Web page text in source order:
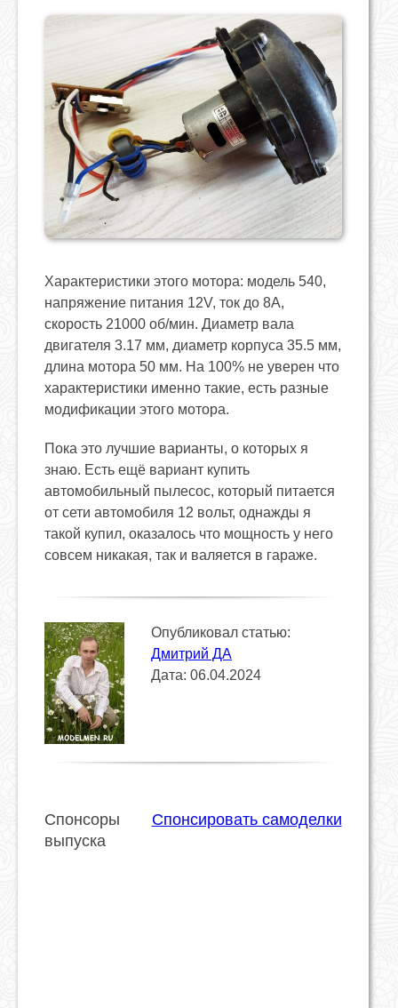
Характеристики этого мотора: модель 540,
напряжение питания 12V, ток до 8А,
скорость 21000 об/мин. Диаметр вала
двигателя 3.17 мм, диаметр корпуса 35.5 мм,
длина мотора 50 мм. На 100% не уверен что
характеристики именно такие, есть разные
модификации этого мотора.
Пока это лучшие варианты, о которых я
знаю. Есть ещё вариант купить
автомобильный пылесос, который питается
от сети автомобиля 12 вольт, однажды я
такой купил, оказалось что мощность у него
совсем никакая, так и валяется в гараже.
Опубликовал статью:
Дмитрий ДА
Дата: 06.04.2024
Спонсировать самоделки
Спонсоры
выпуска